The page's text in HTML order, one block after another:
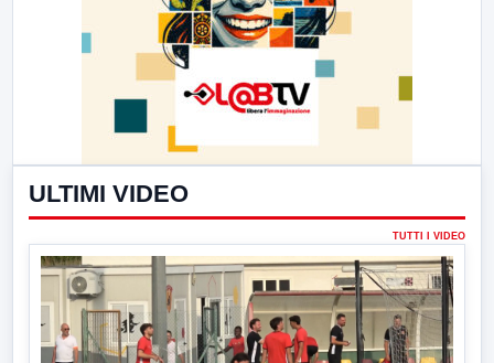
ULTIMI VIDEO
TUTTI I VIDEO